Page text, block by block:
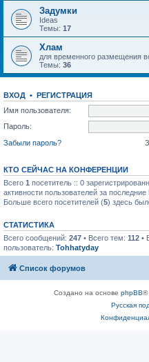
Задумки
Ideas
Темы: 17
Хлам
для временного размещения
Темы: 36
ВХОД • РЕГИСТРАЦИЯ
Имя пользователя:
Пароль:
Забыли пароль?
КТО СЕЙЧАС НА КОНФЕРЕНЦИИ
Всего 1 посетитель :: 0
активности пользователей за последние
Больше всего посетителей (5) здесь
СТАТИСТИКА
Всего сообщений: 247 • Всего тем: 112 •
пользователь: Tohhatyday
Список форумов
Создано на основе phpBB®
Русская